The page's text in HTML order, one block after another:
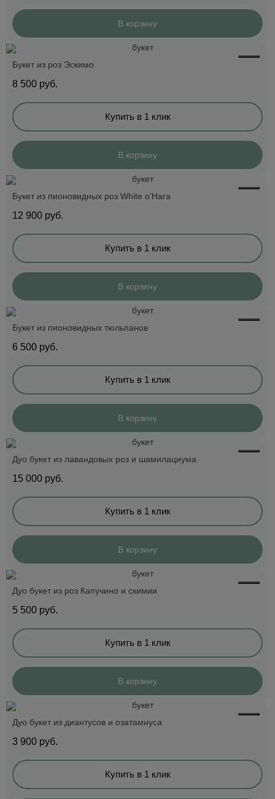
В корзину
Букет из роз Эскимо
8 500 руб.
Купить в 1 клик
В корзину
Букет из пионовидных роз White o’Hara
12 900 руб.
Купить в 1 клик
В корзину
Букет из пионовидных тюльпанов
6 500 руб.
Купить в 1 клик
В корзину
Дуо букет из лавандовых роз и шамилациума
15 000 руб.
Купить в 1 клик
В корзину
Дуо букет из роз Капучино и скимии
5 500 руб.
Купить в 1 клик
В корзину
Дуо букет из диантусов и озатамнуса
3 900 руб.
Купить в 1 клик